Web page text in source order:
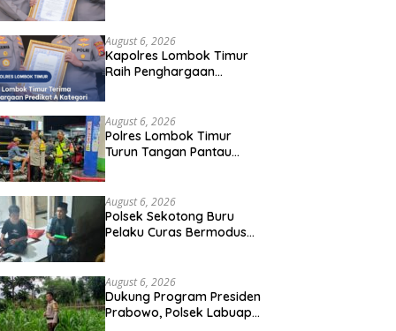
August 6, 2026
Kapolres Lombok Timur
Raih Penghargaan
August 6, 2026
Polres Lombok Timur
Turun Tangan Pantau
August 6, 2026
Polsek Sekotong Buru
Pelaku Curas Bermodus
Dipastikan Hoaks
August 6, 2026
Dukung Program Presiden
Prabowo, Polsek Labuapi